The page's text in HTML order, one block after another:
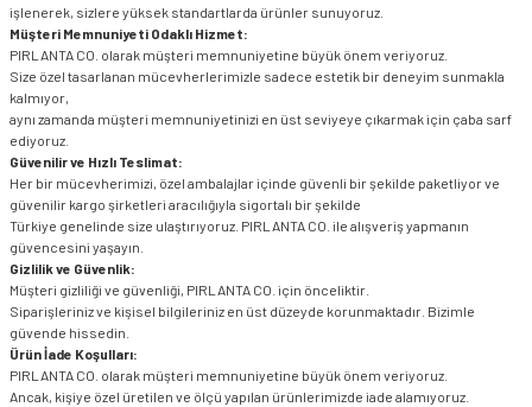
işlenerek, sizlere yüksek standartlarda ürünler sunuyoruz.
Müşteri Memnuniyeti Odaklı Hizmet:
PIRLANTA CO. olarak müşteri memnuniyetine büyük önem veriyoruz.
Size özel tasarlanan mücevherlerimizle sadece estetik bir deneyim sunmakla
kalmıyor,
aynı zamanda müşteri memnuniyetinizi en üst seviyeye çıkarmak için çaba sarf
ediyoruz.
Güvenilir ve Hızlı Teslimat:
Her bir mücevherimizi, özel ambalajlar içinde güvenli bir şekilde paketliyor ve
güvenilir kargo şirketleri aracılığıyla sigortalı bir şekilde
Türkiye genelinde size ulaştırıyoruz. PIRLANTA CO. ile alışveriş yapmanın
güvencesini yaşayın.
Gizlilik ve Güvenlik:
Müşteri gizliliği ve güvenliği, PIRLANTA CO. için önceliktir.
Siparişleriniz ve kişisel bilgileriniz en üst düzeyde korunmaktadır. Bizimle
güvende hissedin.
Ürün İade Koşulları:
PIRLANTA CO. olarak müşteri memnuniyetine büyük önem veriyoruz.
Ancak, kişiye özel üretilen ve ölçü yapılan ürünlerimizde iade alamıyoruz.